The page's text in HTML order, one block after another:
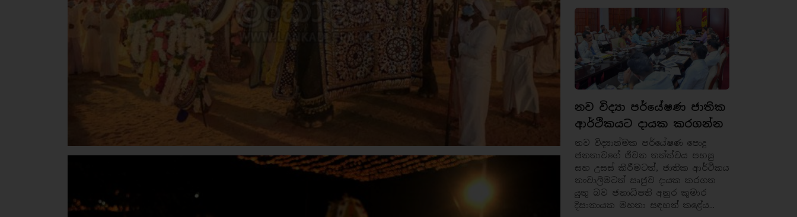
නව විද්‍යා පර්යේෂණ ජාතික
ආර්ථිකයට දායක කරගන්න
නව විද්‍යාත්මක පර්යේෂණ පොදු
ජනතාවගේ ජීවන තත්ත්වය පහසු
සහ උසස් කිරීමටත්, ජාතික ආර්ථිකය
නංවාලීමටත් සෘජුව දායක කරගත
යුතු බව ජනාධිපති අනුර කුමාර
දිසානායක මහතා සඳහන් කළේය...